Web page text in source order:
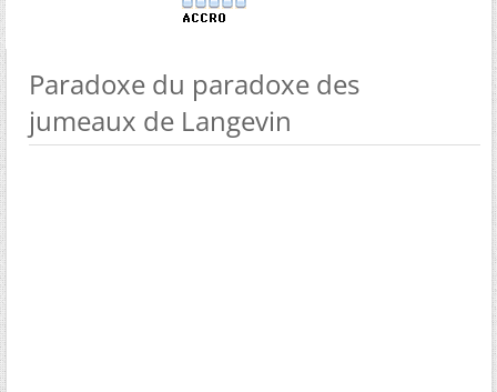
Paradoxe du paradoxe des
jumeaux de Langevin